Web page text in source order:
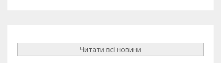
Читати всі новини